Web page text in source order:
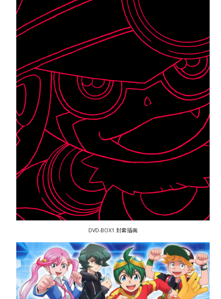
DVD-BOX1 封套插画